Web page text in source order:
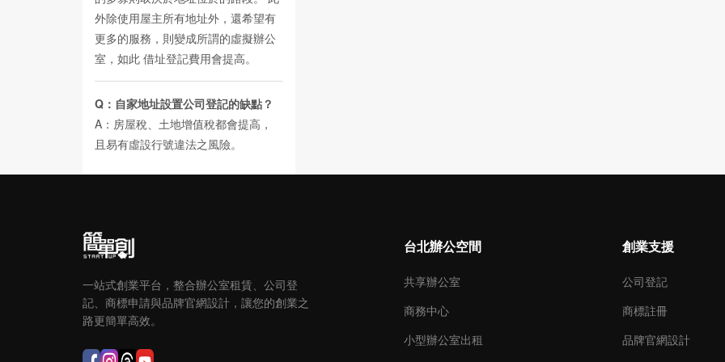
外除使用屋主所有地址外，還希望有
更多的服務，則變成所謂的虛擬辦公
室，如此 借址登記費用會提高。
Q：自家地址設置公司登記的缺點？
A：房屋稅、土地增值稅都會提高，
且易有虛設行號違法之風險。
一站式創業平台，整合辦公室租賃、公司登
記、商標申請與品牌官網設計，讓您的創業之
路更簡單高效。
台北辦公空間
共享辦公室
商務中心
小型辦公室出租
創業支援
公司登記
商標註冊
品牌官網設計